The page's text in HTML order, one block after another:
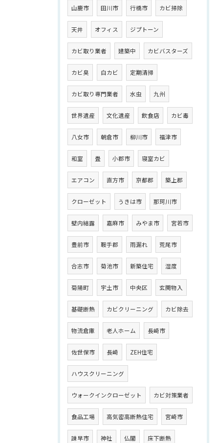
山鹿市 田川市 行橋市 カビ掃除
天井 オフィス ジプトーン
カビ取り業者 建築中 カビバスターズ
カビ臭 白カビ 定期清掃
カビ取り専門業者 水虫 九州
世界遺産 文化遺産 飲食店 カビ毒
八女市 朝倉市 柳川市 福津市
和室 畳 小郡市 寝室カビ
エアコン 直方市 京都郡 築上郡
クローゼット うきは市 那珂川市
壁内結露 嘉麻市 みやま市 宮若市
豊前市 鞍手郡 雨漏れ 荒尾市
合志市 菊池市 新築住宅 湿度
菊陽町 宇土市 中央区 玄関物入
基礎断熱 カビクリーニング カビ除去
物流倉庫 老人ホーム 長崎市
佐世保市 長崎 ZEH住宅
ハウスクリーニング
ウォークインクローゼット カビ対策業者
食品工場 高気密高断熱住宅 宮崎市
諫早市 神社 仏閣 床下断熱